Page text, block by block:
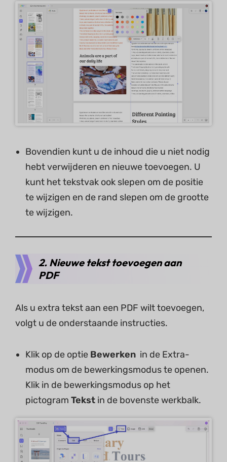
Bovendien kunt u de inhoud die u niet nodig
hebt verwijderen en nieuwe toevoegen. U
kunt het tekstvak ook slepen om de positie
te wijzigen en de rand slepen om de grootte
te wijzigen.
2. Nieuwe tekst toevoegen aan
PDF
Als u extra tekst aan een PDF wilt toevoegen,
volgt u de onderstaande instructies.
Klik op de optie Bewerken in de Extra-
modus om de bewerkingsmodus te openen.
Klik in de bewerkingsmodus op het
pictogram Tekst in de bovenste werkbalk.